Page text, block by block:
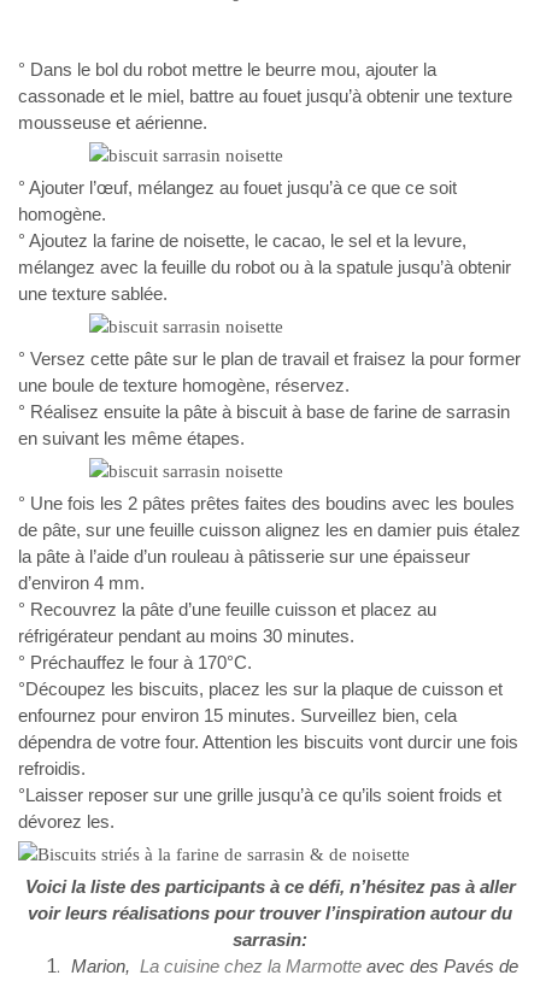
° Dans le bol du robot mettre le beurre mou, ajouter la
cassonade et le miel, battre au fouet jusqu’à obtenir une texture
mousseuse et aérienne.
° Ajouter l’œuf, mélangez au fouet jusqu’à ce que ce soit
homogène.
° Ajoutez la farine de noisette, le cacao, le sel et la levure,
mélangez avec la feuille du robot ou à la spatule jusqu’à obtenir
une texture sablée.
° Versez cette pâte sur le plan de travail et fraisez la pour former
une boule de texture homogène, réservez.
° Réalisez ensuite la pâte à biscuit à base de farine de sarrasin
en suivant les même étapes.
° Une fois les 2 pâtes prêtes faites des boudins avec les boules
de pâte, sur une feuille cuisson alignez les en damier puis étalez
la pâte à l’aide d’un rouleau à pâtisserie sur une épaisseur
d’environ 4 mm.
° Recouvrez la pâte d’une feuille cuisson et placez au
réfrigérateur pendant au moins 30 minutes.
° Préchauffez le four à 170°C.
°Découpez les biscuits, placez les sur la plaque de cuisson et
enfournez pour environ 15 minutes. Surveillez bien, cela
dépendra de votre four. Attention les biscuits vont durcir une fois
refroidis.
°Laisser reposer sur une grille jusqu’à ce qu’ils soient froids et
dévorez les.
Voici la liste des participants à ce défi, n’hésitez pas à aller
voir leurs réalisations pour trouver l’inspiration autour du
sarrasin:
Marion, La cuisine chez la Marmotte avec des Pavés de